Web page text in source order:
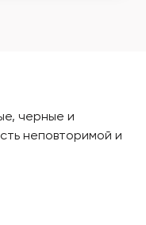
черные и
неповторимой и